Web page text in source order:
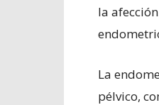
la
La
pélvico,